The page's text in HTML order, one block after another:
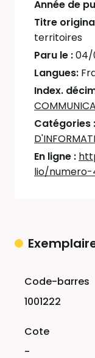
Année de
Titre
territoires
Paru le :04/
Langues:
Index.
Catégories :
En ligne :
lio/numero-
1001222
-